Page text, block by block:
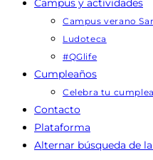
Campus y actividades
Campus verano
Ludoteca
#QGlife
Cumpleaños
Celebra tu
Contacto
Plataforma
Alternar búsqueda de